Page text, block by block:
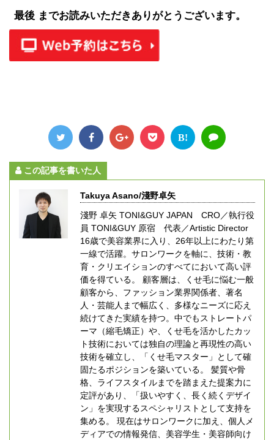
最後 までお読みいただきありがとうございます。
B!
この記事を書いた人
Takuya Asano/淺野卓矢
淺野 卓矢 TONI&GUY JAPAN CRO／執行役
員 TONI&GUY 原宿 代表／Artistic Director
16歳で美容業界に入り、26年以上にわたり第
一線で活躍。サロンワークを軸に、技術・教
育・クリエイションのすべてにおいて高い評
価を得ている。 顧客層は、くせ毛に悩む一般
顧客から、ファッション業界関係者、著名
人・芸能人まで幅広く、多様なニーズに応え
続けてきた実績を持つ。中でもストレートパ
ーマ（縮毛矯正）や、くせ毛を活かしたカッ
ト技術においては独自の理論と再現性の高い
技術を確立し、「くせ毛マスター」として確
固たるポジションを築いている。 髪質や骨
格、ライフスタイルまでを踏まえた提案力に
定評があり、「扱いやすく、長く続くデザイ
ン」を実現するスペシャリストとして支持を
集める。 現在はサロンワークに加え、個人メ
ディアでの情報発信、美容学生・美容師向け